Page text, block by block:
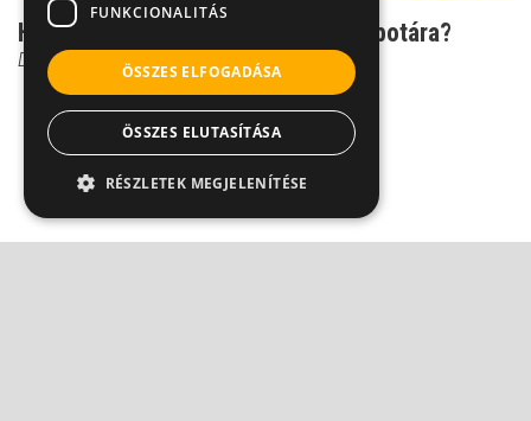
Hogyan hat a futás az ízületek állapotára?
Dr. Boross György
FUNKCIONALITÁS
ÖSSZES ELFOGADÁSA
ÖSSZES ELUTASÍTÁSA
RÉSZLETEK MEGJELENÍTÉSE